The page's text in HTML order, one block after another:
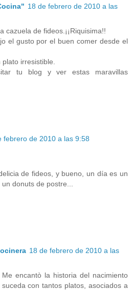
18 de febrero de 2010 a las
cazuela de fideos.¡¡Riquisima!!
el gusto por el buen comer desde el
irresistible.
tu blog y ver estas maravillas
febrero de 2010 a las 9:58
de fideos, y bueno, un día es un
donuts de postre...
18 de febrero de 2010 a las
encantò la historia del nacimiento
con tantos platos, asociados a